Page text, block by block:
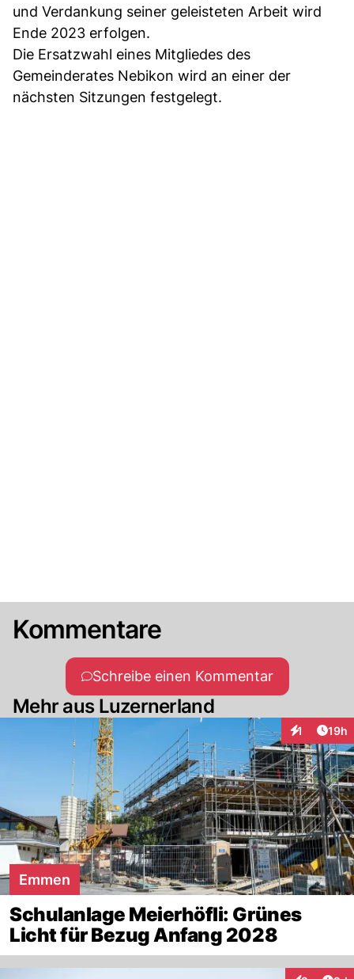
und Verdankung seiner geleisteten Arbeit wird
Ende 2023 erfolgen.
Die Ersatzwahl eines Mitgliedes des
Gemeinderates Nebikon wird an einer der
nächsten Sitzungen festgelegt.
Kommentare
Schreibe einen Kommentar
Mehr aus Luzernerland
1 19h
Emmen
Schulanlage Meierhöfli: Grünes
Licht für Bezug Anfang 2028